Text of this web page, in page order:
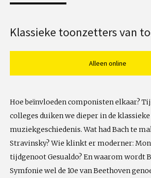
Klassieke toonzetters van
Alleen online
Hoe beïnvloeden componisten elkaar?
colleges duiken we dieper in de klassieke
muziekgeschiedenis. Wat had Bach te
Stravinsky? Wie klinkt er moderner:
tijdgenoot Gesualdo? En waarom wordt
Symfonie wel de 10e van Beethoven